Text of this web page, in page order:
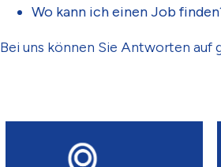
Wo kann ich einen Job
Bei uns können Sie Antworten auf